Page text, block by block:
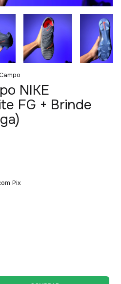
NIKE
FG + Brinde
Pix